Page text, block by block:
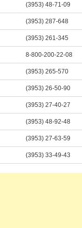
(3953) 48-71-09
(3953) 287-648
(3953) 261-345
8-800-200-22-08
(3953) 265-570
(3953) 26-50-90
(3953) 27-40-27
(3953) 48-92-48
(3953) 27-63-59
(3953) 33-49-43